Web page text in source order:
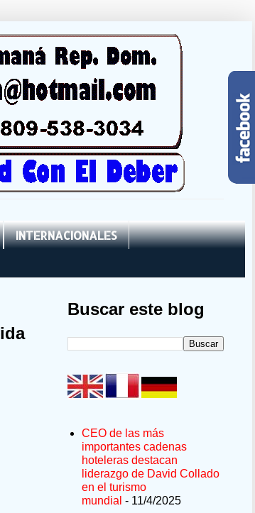
INTERNACIONALES
Buscar este blog
CEO de las más
importantes cadenas
hoteleras destacan
liderazgo de David Collado
en el turismo
mundial - 11/4/2025